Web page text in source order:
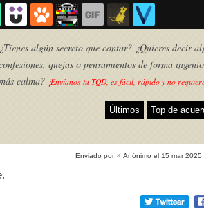
¿Tienes algún secreto que contar? ¿Quieres decir
quejas o pensamientos de forma
calma? ¡Envíanos tu TQD, es fácil, rápido y no
Últimos Top de
Enviado por ♂ Anónimo el 15 mar
.